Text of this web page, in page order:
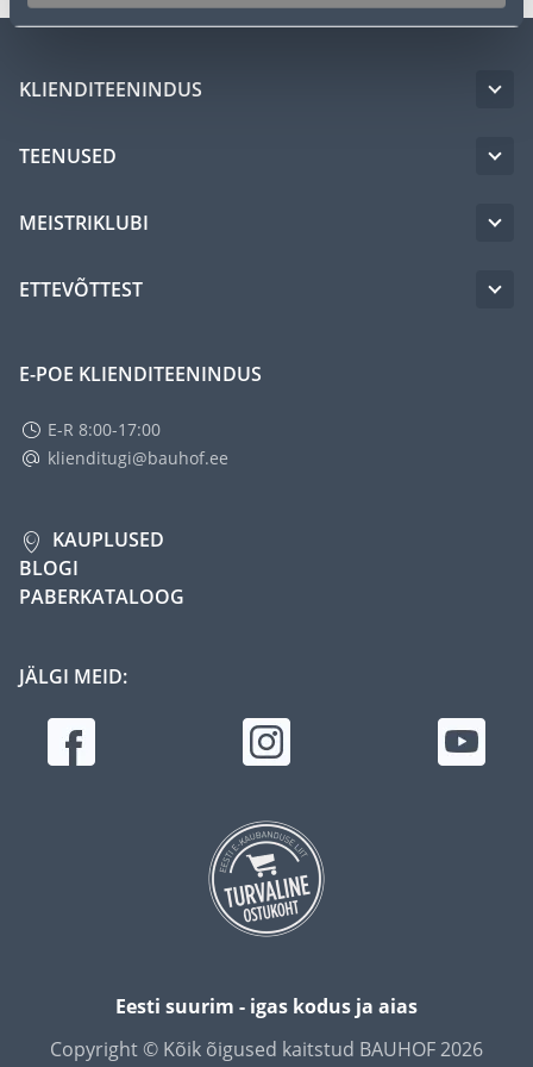
KLIENDITEENINDUS
TEENUSED
MEISTRIKLUBI
ETTEVÕTTEST
E-POE KLIENDITEENINDUS
E-R 8:00-17:00
klienditugi@bauhof.ee
KAUPLUSED
BLOGI
PABERKATALOOG
JÄLGI MEID:
Eesti suurim - igas kodus ja aias
Copyright © Kõik õigused kaitstud BAUHOF 2026